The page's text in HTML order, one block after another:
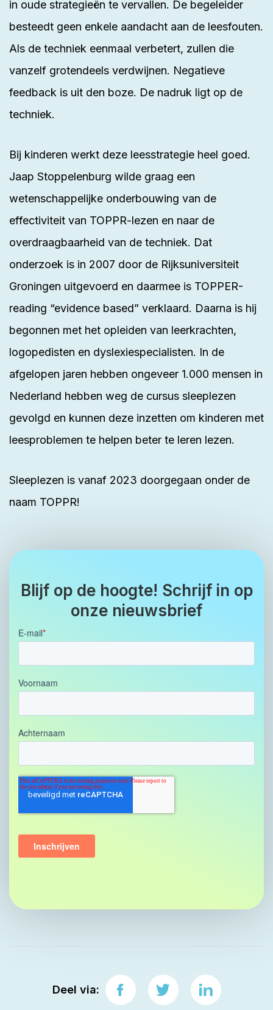
in oude strategieën te vervallen. De begeleider
besteedt geen enkele aandacht aan de leesfouten.
Als de techniek eenmaal verbetert, zullen die
vanzelf grotendeels verdwijnen. Negatieve
feedback is uit den boze. De nadruk ligt op de
techniek.
Bij kinderen werkt deze leesstrategie heel goed.
Jaap Stoppelenburg wilde graag een
wetenschappelijke onderbouwing van de
effectiviteit van TOPPR-lezen en naar de
overdraagbaarheid van de techniek. Dat
onderzoek is in 2007 door de Rijksuniversiteit
Groningen uitgevoerd en daarmee is TOPPER-
reading “evidence based” verklaard. Daarna is hij
begonnen met het opleiden van leerkrachten,
logopedisten en dyslexiespecialisten. In de
afgelopen jaren hebben ongeveer 1.000 mensen in
Nederland hebben weg de cursus sleeplezen
gevolgd en kunnen deze inzetten om kinderen met
leesproblemen te helpen beter te leren lezen.
Sleeplezen is vanaf 2023 doorgegaan onder de
naam TOPPR!
Blijf op de hoogte! Schrijf in op
onze nieuwsbrief
Deel via: